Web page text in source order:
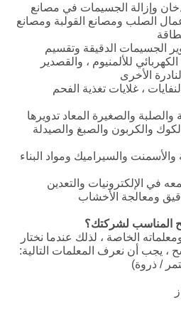
وإزالة الجسيمات في مصانع
الصلب ومصانع القولبة ومصانع
الجسيمات الدقيقة وتقسيم
للألمنيوم ، والقصدير
الأخرى
، غلايات تغذية الفحم
والصغيرة المعاد تدويرها
والكربون والصبغ والصيدلة
والأسمنت والسيراميك ومواد البناء
في الإلكترونيات والتعدين
ومعالجة الأخشاب
الخاصة ، لذلك عندما نختار
يجب أن نعرف المعلمات التالية: